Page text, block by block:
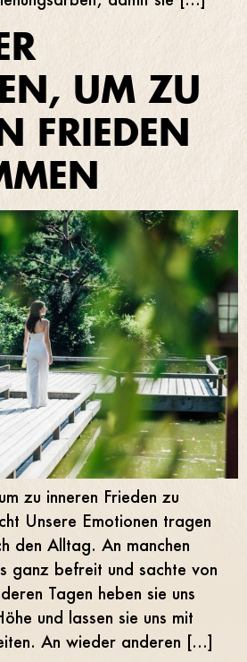
UM ZU
FRIEDEN
zu inneren Frieden zu
Unsere Emotionen tragen
den Alltag. An manchen
ganz befreit und sachte von
Tagen heben sie uns
und lassen sie uns mit
An wieder anderen […]